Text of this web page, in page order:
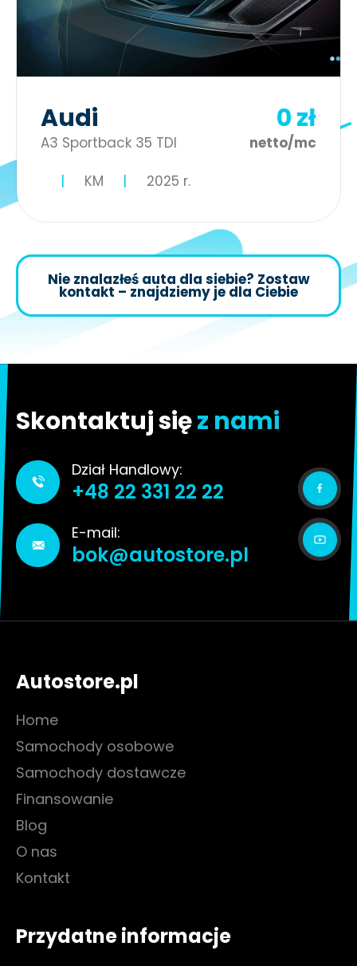
Audi
A3 Sportback 35 TDI
0 zł
netto/mc
KM 2025 r.
Nie znalazłeś auta dla siebie? Zostaw
kontakt – znajdziemy je dla Ciebie
Skontaktuj sięz nami
Dział Handlowy:
+48 22 331 22 22
E-mail:
bok@autostore.pl
Autostore.pl
Home
Samochody osobowe
Samochody dostawcze
Finansowanie
Blog
O nas
Kontakt
Przydatne informacje